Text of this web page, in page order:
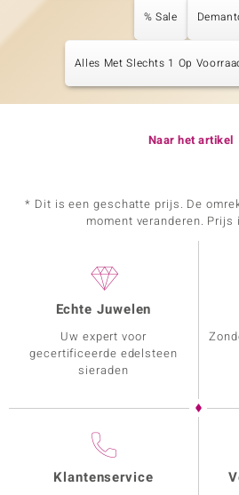
% Sale
Alles Met Slechts 1 Op
Naar het artikel
* Dit is een geschatte prijs. De
moment veranderen.
Echte Juwelen
Uw expert voor
gecertificeerde edelsteen
sieraden
Klantenservice